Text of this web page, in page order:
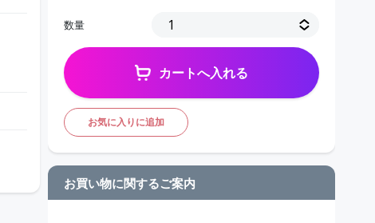
数量
カートへ入れる
お気に入りに追加
お買い物に関するご案内